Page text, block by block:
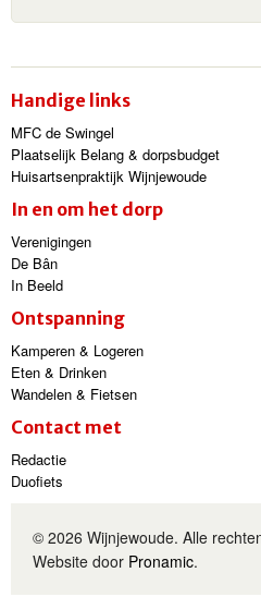
Handige links
MFC de Swingel
Plaatselijk Belang & dorpsbudget
Huisartsenpraktijk Wijnjewoude
In en om het dorp
Verenigingen
De Bân
In Beeld
Ontspanning
Kamperen & Logeren
Eten & Drinken
Wandelen & Fietsen
Contact met
Redactie
Duofiets
© 2026 Wijnjewoude. Alle
Website door Pronamic.